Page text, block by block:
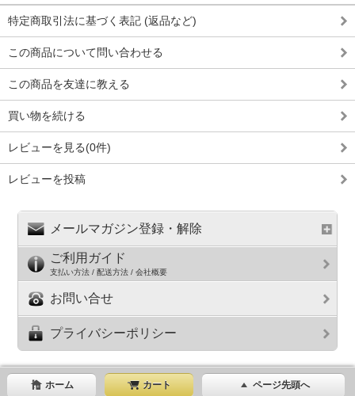
特定商取引法に基づく表記 (返品など)
この商品について問い合わせる
この商品を友達に教える
買い物を続ける
レビューを見る(0件)
レビューを投稿
メールマガジン登録・解除
ご利用ガイド
支払い方法 / 配送方法 / 会社概要
お問い合せ
プライバシーポリシー
ホーム カート ページ先頭へ